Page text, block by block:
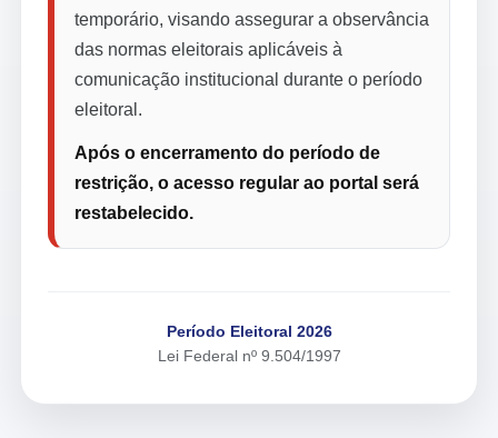
temporário, visando assegurar a observância
das normas eleitorais aplicáveis à
comunicação institucional durante o período
eleitoral.
Após o encerramento do período de
restrição, o acesso regular ao portal será
restabelecido.
Período Eleitoral 2026
Lei Federal nº 9.504/1997